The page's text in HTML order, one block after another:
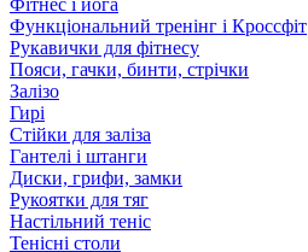
Фітнес і йога
Функціональний тренінг і Кроссфіт
Рукавички для фітнесу
Пояси, гачки, бинти, стрічки
Залізо
Гирі
Стійки для заліза
Гантелі і штанги
Диски, грифи, замки
Рукоятки для тяг
Настільний теніс
Тенісні столи